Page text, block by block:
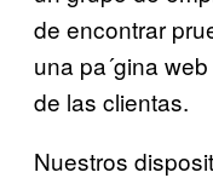
de encontrar
una pa´gina
de las clientas.
Nuestros